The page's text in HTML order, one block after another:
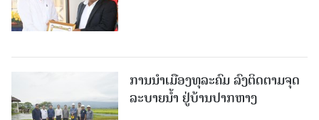
ການນໍາເມືອງທຸລະຄົມ ລົງຕິດຕາມຈຸດ
ລະບາຍນໍ້າ ຢູ່ບ້ານປາກຫາງ